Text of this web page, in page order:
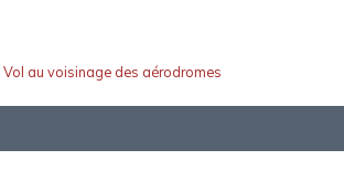
Vol au voisinage des aérodromes